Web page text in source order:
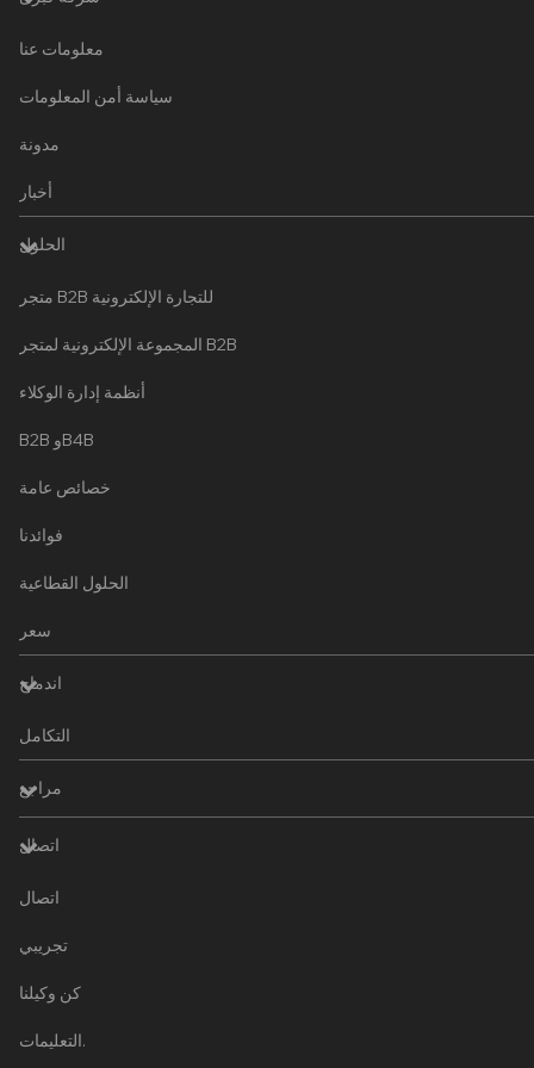
معلومات عنا
سياسة أمن المعلومات
مدونة
أخبار
الحلول
متجر B2B للتجارة الإلكترونية
المجموعة الإلكترونية لمتجر B2B
أنظمة إدارة الوكلاء
B2B وB4B
خصائص عامة
فوائدنا
الحلول القطاعية
سعر
اندماج
التكامل
مراجع
اتصال
اتصال
تجريبي
كن وكيلنا
التعليمات.